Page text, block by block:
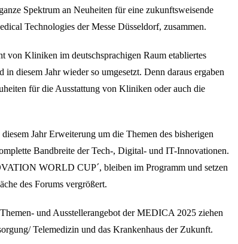
Spektrum an Neuheiten für eine zukunftsweisende
Technologies der Messe Düsseldorf, zusammen.
von Kliniken im deutschsprachigen Raum etabliertes
diesem Jahr wieder so umgesetzt. Denn daraus ergaben
für die Ausstattung von Kliniken oder auch die
Jahr Erweiterung um die Themen des bisherigen
Bandbreite der Tech-, Digital- und IT-Innovationen.
WORLD CUP´, bleiben im Programm und setzen
des Forums vergrößert.
und Ausstellerangebot der MEDICA 2025 ziehen
Telemedizin und das Krankenhaus der Zukunft.